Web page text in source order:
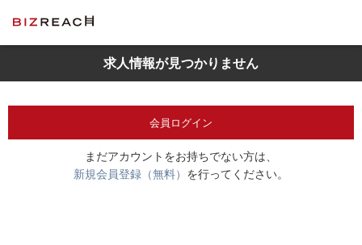
求人情報が見つかりません
会員ログイン
まだアカウントをお持ちでない方は、
新規会員登録（無料） を行ってください。